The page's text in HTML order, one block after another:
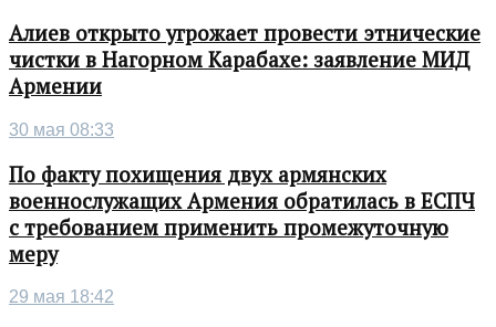
Алиев открыто угрожает провести этнические
чистки в Нагорном Карабахе: заявление МИД
Армении
30 мая 08:33
По факту похищения двух армянских
военнослужащих Армения обратилась в ЕСПЧ
с требованием применить промежуточную
меру
29 мая 18:42